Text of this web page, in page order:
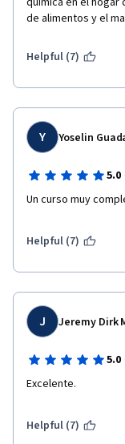
de alimentos y el
Helpful (7)
Y Yoselin
5.0
Un curso muy
Helpful (7)
J Jeremy Dirk
5.0
Excelente.
Helpful (7)